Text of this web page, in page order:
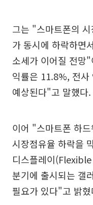
그는 "스마트폰의
가 동시에 하락하면
소세가 이어질 전망
익률은 11.8%, 전사
예상된다"고 말했다.
이어 "스마트폰 하
시장점유율 하락을
디스플레이
분기에 출시되는 갤
필요가 있다"고 밝혔